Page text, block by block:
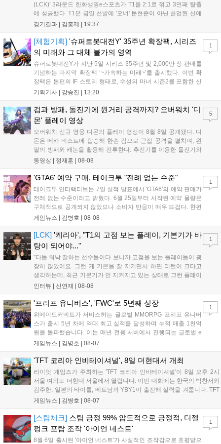
(LCK)' 3라운드 한화생명e스포츠가 T1을 2:1로 꺾고 3연패 탈출
에 성공했다. T1은 금일 선발에 '오너' 문현준이 아닌 콜업된 신예
'페인터' 김은후를 투입했지만, 결국 1:2로 패배하고 말았다. T1은
을 빼냈다....
경기결과 | 김홍제 | 19:37
[체험기획] '슈퍼로봇대전Y' 35주년 확장팩, 시리즈
의 미래와 그 대체 불가의 영역
슈퍼로봇대전Y가 지난 5일 시리즈 35주년 및 2,000만 장 판매를
기념하는 마지막 확장팩 ‘~가속하는 미래~’를 출시했다. 이번 확
장팩은 본편의 IF 스토리 형태로, 수성의 마녀 시즌2를 포함한 신
규 참전작과 크로스오버 합체기를 선보이며 작품을 완결 짓는다.
하는 몰입감 있는 서사와 조합을 구현하며 시리즈의 미래를 향한
새로운 가능성을 제시했다....
기획기사 | 강승진 | 13:20
1
검과 방패, 돌진기에 원거리 공격까지? 오버워치 '디
몬' 플레이 영상
오버워치 신규 영웅 디몬의 플레이 영상이 8월 8일 공개됐다. 디
몬은 메카 비스트에 탑승해 한손 검으로 근접 공격을 펼치며, 왼
팔의 방패와 캐논을 활용해 전투한다. 추진기를 이용한 돌진기와
참격 형태의 궁극기를 보유했고, 메카 파괴 시 맨몸으로 기관총을
산의 영웅들 업데이트를 통해 정식 출시될 예정이다....
동영상 | 정재훈 | 08-08
5
'GTA6' 예약 구매, 테이크투 "전례 없는 수준"
테이크투 인터랙티브는 7일 실적 발표에서 'GTA6'의 예약 판매가
전례 없는 수준이라고 밝혔다. 6월 25일부터 시작된 예약 물량은
구체적으로 공개되지 않았으나 소비자 반응이 매우 뜨겁다. 한편
11월 19일 PS5와 Xbox 시리즈 X|S로 정식 출시될 예정이며, 록
상 'Grand Theft Auto VI: An Extended Look'을 최초 공개할 계획
이다....
게임뉴스 | 김병호 | 08-08
1
[LCK] '케리아', "T1의 고점 보는 플레이, 기본기가 바
탕이 되어야..."
"다들 워낙 잘하는 선수들이다 보니까 고점을 보는 플레이들이 굉
장히 많았어요. 그런 게 기본을 잘 지키면서 하면 리턴이 크다고
생각하는데, 최근 기본기가 안 지켜지고 있는 상태로 그런 플레이
를 추구하다 보니까 팀적으로 안 좋은 사고가 계속 많이 났던 것
LoL 챔피언스 코리아(LCK)'...
인터뷰 | 신연재 | 08-08
1
'프리프 유니버스', 'FWC'로 5년째 성장
위메이드커넥트가 서비스하는 글로벌 MMORPG 프리프 유니버
스가 출시 5년 차에 역대 최고 실적을 달성하며 누적 매출 1천억
원을 돌파했습니다. 이는 매년 전용 서버에서 진행되는 글로벌 e
스포츠 대회 FWC의 영향이 큽니다. FWC는 이용자가 동일한 조
은 전년 대비 매출과 이용자 지표가 대폭 상승하는 성과를 냈습니
다. 오는 10월 필리핀 마닐라에서 총상금 11만 달러 규모의 제4회
FWC 그랜드 파이널이 개최될 예정이며, 위메이드커넥트는 이를
통해 커뮤니티 중심의 장기 성장 모델을 지속할 방침입니다....
게임뉴스 | 김병호 | 08-07
1
'TFT 코리아 인비테이셔널', 8일 더현대서 개최
라이엇 게임즈가 주최하는 'TFT 코리아 인비테이셔널'이 8일 오후 2시
서울 여의도 더현대 서울에서 열립니다. 이번 대회에는 한국의 박찬서와
김주한, 일본의 타이틀, 베트남의 YBY1이 출전해 실력을 겨룹니다. TFT
는 소속팀 없이 개인 자격으로 참가하는 독특한 대회 구조를 가지며, 누
17일까지 이어지는 이번 행사는 신규 세트 체험과 공연 등 다양한 즐길
거리를 제공하며, 이후 현대백화점 판교점에서도 행사가 이어질 예정입
니다. 연말에는 라스베이거스 오픈이 개최됩니다....
게임뉴스 | 김병호 | 08-07
[스팀체크] 스팀 긍정 99% 압도적으로 긍정적, 디젤
펑크 포탑 조작 '아이언 네스트'
8월 6일 출시된 '아이언 네스트'가 사실적인 조작감으로 호평받으
1